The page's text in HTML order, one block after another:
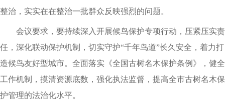
整治，实实在在整治一批群众反映强烈的问题。
会议要求，要持续深入开展候鸟保护专项行动，压紧压实责
任，深化联动保护机制，切实守护“千年鸟道”长久安全，着力打
造候鸟友好型城市。全面落实《全国古树名木保护条例》，健全
工作机制，摸清资源底数，强化执法监督，提高全市古树名木保
护管理的法治化水平。